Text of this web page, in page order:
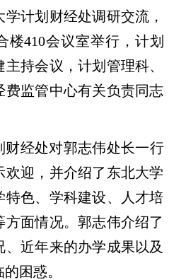
计划财经处调研交流，
楼410会议室举行，计划
持会议，计划管理科、
费监管中心有关负责同志
财经处对郭志伟处长一行
欢迎，并介绍了东北大学
特色、学科建设、人才培
方面情况。郭志伟介绍了
近年来的办学成果以及
困惑。